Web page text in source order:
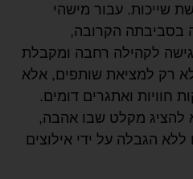
שייכות. עבור מישהי
בסביבתה הקרובה,
לקהילה רחבה ומקבלת
רק למציאת שותפים, אלא
חוויות ואתגרים דומים.
להציג מקלט שבו אהבה,
ללא הגבלה על ידי אילוצים